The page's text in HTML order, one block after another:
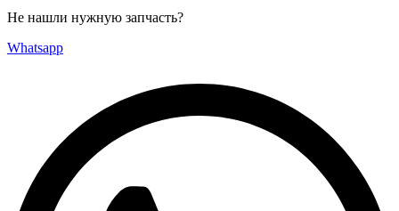
Не нашли нужную запчасть?
Whatsapp